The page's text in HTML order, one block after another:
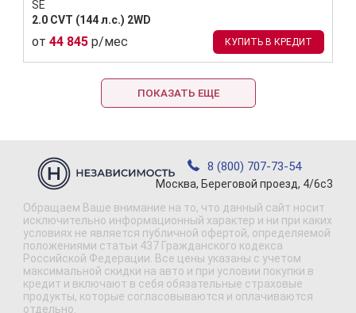
SE
2.0 CVT (144 л.с.) 2WD
от 44 845 р/мес КУПИТЬ В КРЕДИТ
ПОКАЗАТЬ ЕЩЕ
8 (800) 707-73-54
Москва, Береговой проезд, 4/6с3
Обращаем Ваше внимание на то, что данный сайт носит
исключительно информационный характер и ни при каких
условиях не является публичной офертой, определяемой
положениями статьи 437 Гражданского кодекса
Российской Федерации. Все цены указаны с учетом
максимальной скидки на авто и при условии покупки в
кредит и включают в себя обязательные страховые
продукты, которые согласовываются и оплачиваются
отдельно.